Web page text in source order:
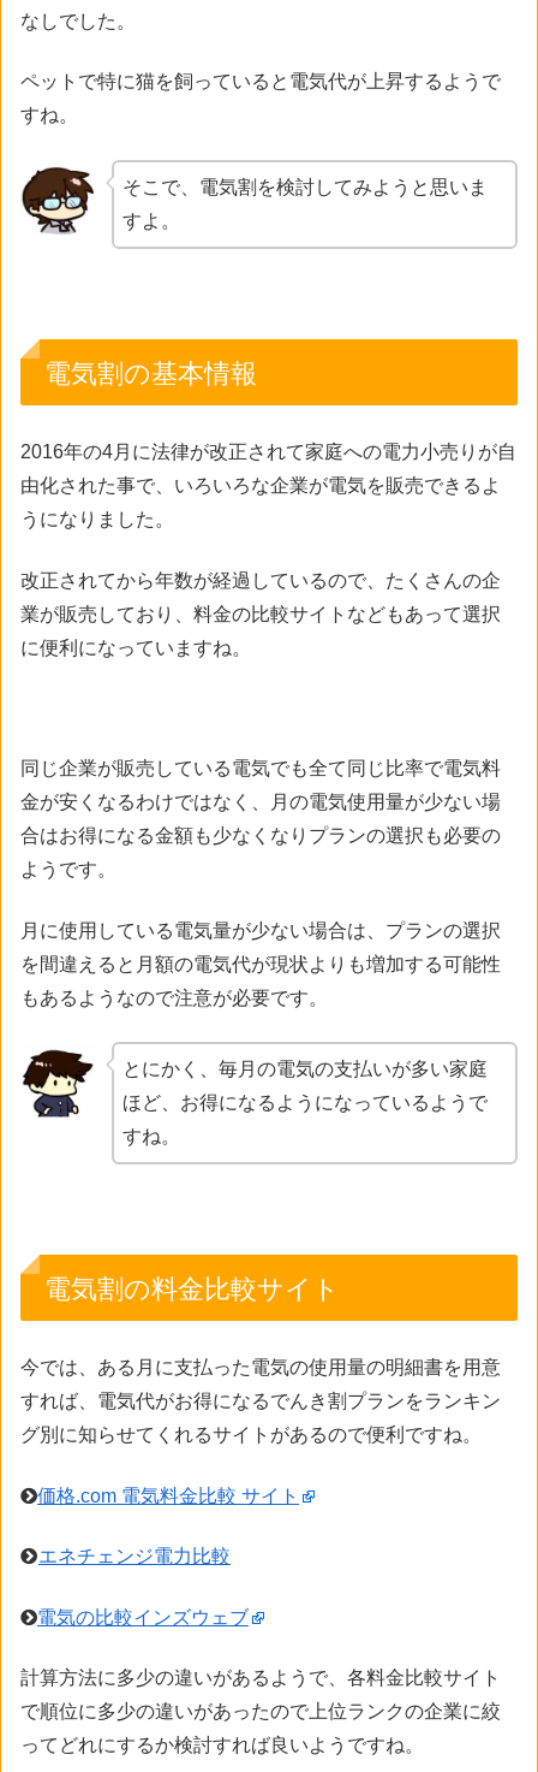
なしでした。
ペットで特に猫を飼っていると電気代が上昇するようで
すね。
そこで、電気割を検討してみようと思いま
すよ。
電気割の基本情報
2016年の4月に法律が改正されて家庭への電力小売りが自
由化された事で、いろいろな企業が電気を販売できるよ
うになりました。
改正されてから年数が経過しているので、たくさんの企
業が販売しており、料金の比較サイトなどもあって選択
に便利になっていますね。
同じ企業が販売している電気でも全て同じ比率で電気料
金が安くなるわけではなく、月の電気使用量が少ない場
合はお得になる金額も少なくなりプランの選択も必要の
ようです。
月に使用している電気量が少ない場合は、プランの選択
を間違えると月額の電気代が現状よりも増加する可能性
もあるようなので注意が必要です。
とにかく、毎月の電気の支払いが多い家庭
ほど、お得になるようになっているようで
すね。
電気割の料金比較サイト
今では、ある月に支払った電気の使用量の明細書を用意
すれば、電気代がお得になるでんき割プランをランキン
グ別に知らせてくれるサイトがあるので便利ですね。
価格.com 電気料金比較 サイト
エネチェンジ電力比較
電気の比較インズウェブ
計算方法に多少の違いがあるようで、各料金比較サイト
で順位に多少の違いがあったので上位ランクの企業に絞
ってどれにするか検討すれば良いようですね。